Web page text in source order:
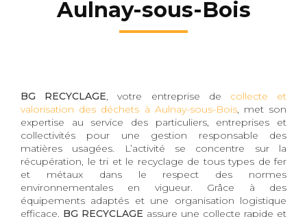
Aulnay-sous-Bois
BG RECYCLAGE, votre entreprise de collecte et
valorisation des déchets à Aulnay-sous-Bois, met son
expertise au service des particuliers, entreprises et
collectivités pour une gestion responsable des
matières usagées. L’activité se concentre sur la
récupération, le tri et le recyclage de tous types de fer
et métaux dans le respect des normes
environnementales en vigueur. Grâce à des
équipements adaptés et une organisation logistique
efficace, BG RECYCLAGE assure une collecte rapide et